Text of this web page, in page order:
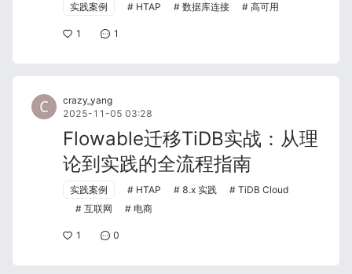
实践案例 HTAP 数据库连接 高可用
1 1
crazy_yang
2025-11-05 03:28
Flowable迁移TiDB实战：从理
论到实践的全流程指南
实践案例 HTAP 8.x 实践
TiDB Cloud
互联网
电商
1 0